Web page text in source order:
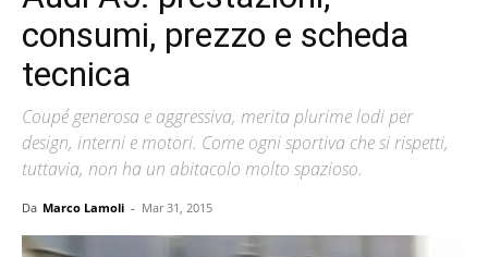
consumi, prezzo e scheda
tecnica
Coupé generosa e aggressiva, merita plurime lodi per
design, interni e motori. Come ogni sportiva che si rispetti,
tuttavia, non ha un abitacolo molto spazioso.
Da Marco Lamoli - Mar 31, 2015